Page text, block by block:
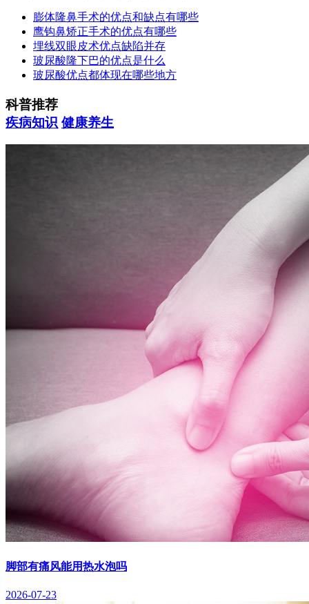
膨体隆鼻手术的优点和缺点有哪些
鹰钩鼻矫正手术的优点有哪些
埋线双眼皮术优点缺陷并存
玻尿酸隆下巴的优点是什么
玻尿酸优点都体现在哪些地方
科普推荐
疾病知识 健康养生
脚部有痛风能用热水泡吗
2026-07-23